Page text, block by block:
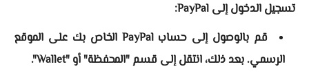
تسجيل الدخول إلى PayPal:
قم بالوصول إلى حساب PayPal الخاص بك على الموقع
الرسمي. بعد ذلك، انتقل إلى قسم "المحفظة" أو "Wallet".